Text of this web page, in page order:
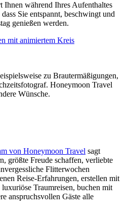
Ihnen während Ihres Aufenthaltes
Sie entspannt, beschwingt und
genießen werden.
zu Brautermäßigungen,
Honeymoon Travel
Wünsche.
von Honeymoon Travel sagt
größte Freude schaffen, verliebte
Flitterwochen
Reise-Erfahrungen, erstellen mit
Traumreisen, buchen mit
anspruchsvollen Gäste alle